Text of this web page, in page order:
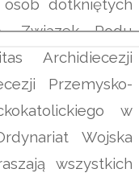
dotkniętych
Związek Rodu
Archidiecezji
Przemysko-
w
Wojska
wszystkich